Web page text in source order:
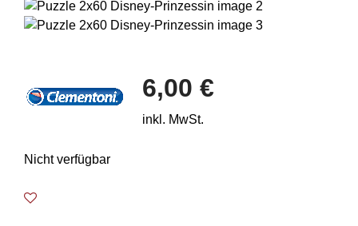
6,00 €
inkl. MwSt.
Nicht verfügbar